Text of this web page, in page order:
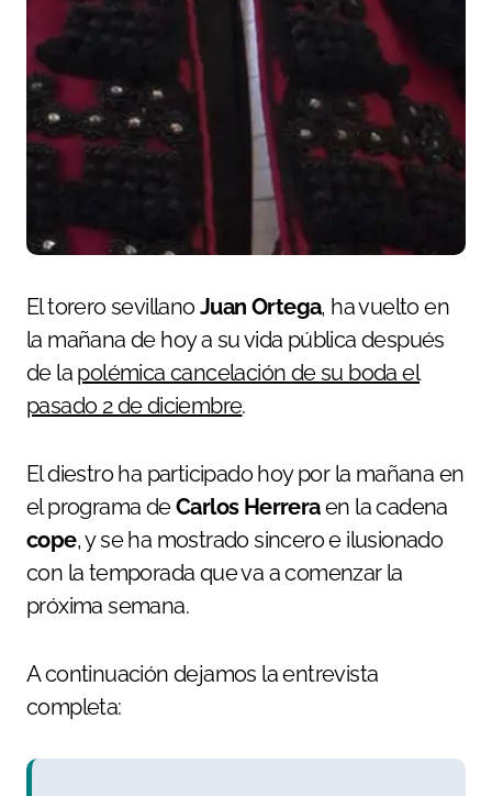
El torero sevillanoJuan Ortega, ha vuelto en
la mañana de hoy a su vida pública después
de la polémica cancelación de su boda el
pasado 2 de diciembre.
El diestro ha participado hoy por la mañana en
el programa deCarlos Herreraen la cadena
cope, y se ha mostrado sincero e ilusionado
con la temporada que va a comenzar la
próxima semana.
A continuación dejamos la entrevista
completa: